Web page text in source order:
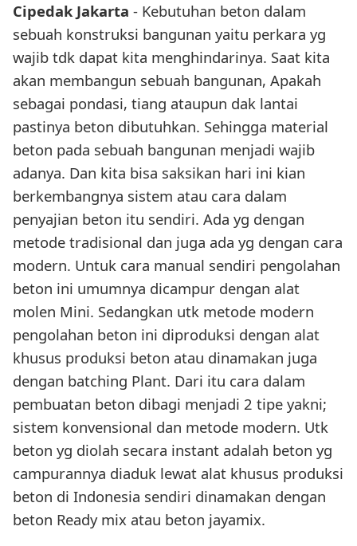
Cipedak Jakarta - Kebutuhan beton dalam
sebuah konstruksi bangunan yaitu perkara yg
wajib tdk dapat kita menghindarinya. Saat kita
akan membangun sebuah bangunan, Apakah
sebagai pondasi, tiang ataupun dak lantai
pastinya beton dibutuhkan. Sehingga material
beton pada sebuah bangunan menjadi wajib
adanya. Dan kita bisa saksikan hari ini kian
berkembangnya sistem atau cara dalam
penyajian beton itu sendiri. Ada yg dengan
metode tradisional dan juga ada yg dengan cara
modern. Untuk cara manual sendiri pengolahan
beton ini umumnya dicampur dengan alat
molen Mini. Sedangkan utk metode modern
pengolahan beton ini diproduksi dengan alat
khusus produksi beton atau dinamakan juga
dengan batching Plant. Dari itu cara dalam
pembuatan beton dibagi menjadi 2 tipe yakni;
sistem konvensional dan metode modern. Utk
beton yg diolah secara instant adalah beton yg
campurannya diaduk lewat alat khusus produksi
beton di Indonesia sendiri dinamakan dengan
beton Ready mix atau beton jayamix.